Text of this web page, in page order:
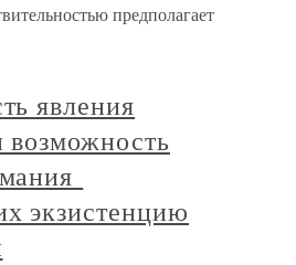
предполагает
явления
возможность
экзистенцию